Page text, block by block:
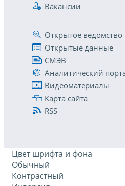
Вакансии
Открытое ведомство
Открытые данные
СМЭВ
Аналитический
Видеоматериалы
Карта сайта
RSS
Цвет шрифта и фона
Обычный
Контрастный